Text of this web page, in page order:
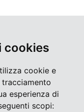
cookies
cookie e
esperienza di
scopi: